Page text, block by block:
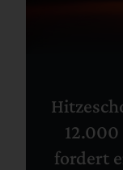
fordert